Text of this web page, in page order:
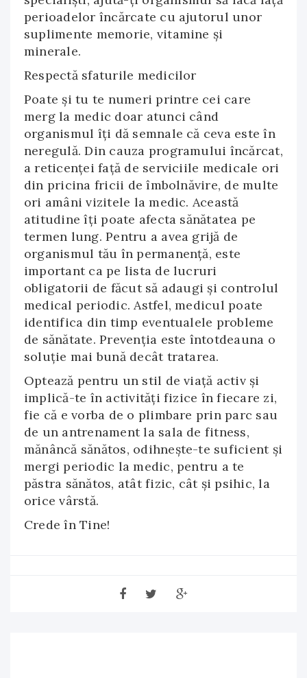
perioadelor încărcate cu ajutorul unor
suplimente memorie, vitamine și
minerale.
Respectă sfaturile medicilor
Poate și tu te numeri printre cei care
merg la medic doar atunci când
organismul îți dă semnale că ceva este în
neregulă. Din cauza programului încărcat,
a reticenței față de serviciile medicale ori
din pricina fricii de îmbolnăvire, de multe
ori amâni vizitele la medic. Această
atitudine îți poate afecta sănătatea pe
termen lung. Pentru a avea grijă de
organismul tău în permanență, este
important ca pe lista de lucruri
obligatorii de făcut să adaugi și controlul
medical periodic. Astfel, medicul poate
identifica din timp eventualele probleme
de sănătate. Prevenția este întotdeauna o
soluție mai bună decât tratarea.
Optează pentru un stil de viață activ și
implică-te în activități fizice în fiecare zi,
fie că e vorba de o plimbare prin parc sau
de un antrenament la sala de fitness,
mănâncă sănătos, odihnește-te suficient și
mergi periodic la medic, pentru a te
păstra sănătos, atât fizic, cât și psihic, la
orice vârstă.
Crede în Tine!